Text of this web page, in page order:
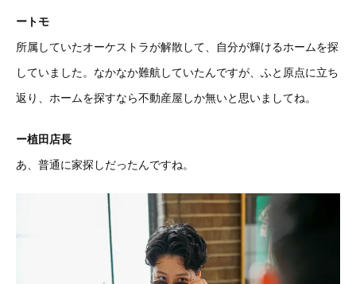
ートモ
所属していたオーケストラが解散して、自分が輝けるホームを探
していました。なかなか難航していたんですが、ふと原点に立ち
返り、ホームを探すなら不動産屋しか無いと思いましてね。
ー植田店長
あ、普通に家探しだったんですね。